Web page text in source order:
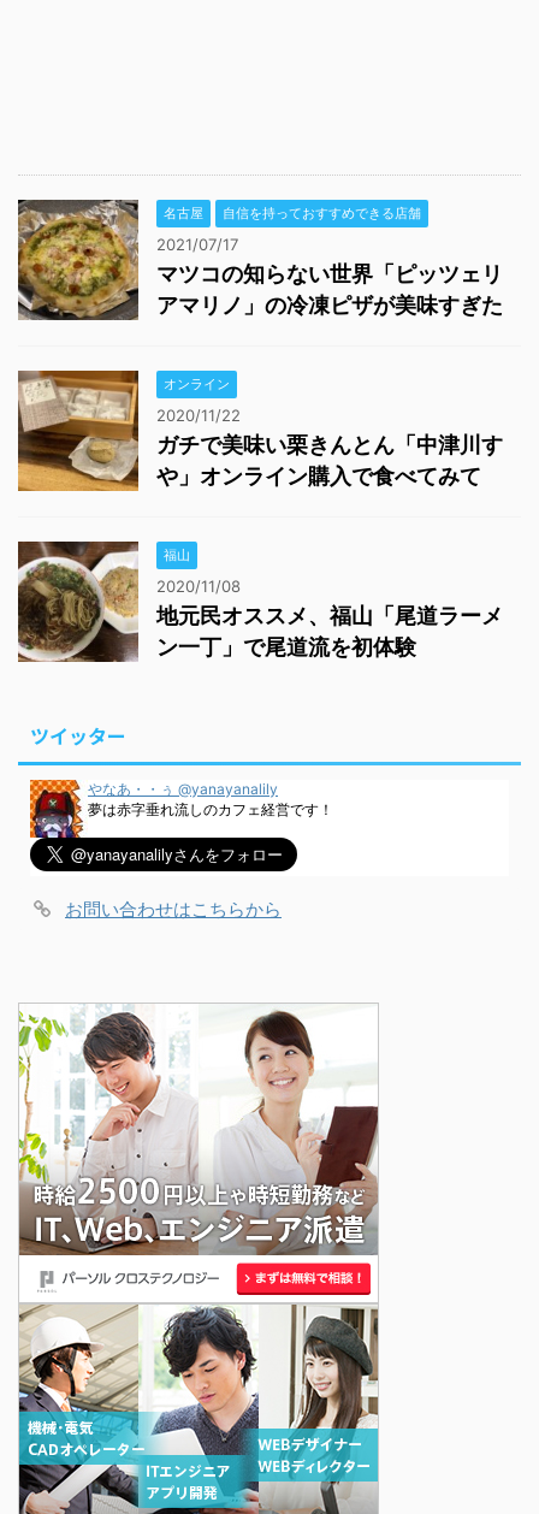
名古屋 自信を持っておすすめできる店舗
2021/07/17
マツコの知らない世界「ピッツェリ
アマリノ」の冷凍ピザが美味すぎた
オンライン
2020/11/22
ガチで美味い栗きんとん「中津川す
や」オンライン購入で食べてみて
福山
2020/11/08
地元民オススメ、福山「尾道ラーメ
ン一丁」で尾道流を初体験
ツイッター
やなあ・・ぅ @yanayanalily
夢は赤字垂れ流しのカフェ経営です！
お問い合わせはこちらから